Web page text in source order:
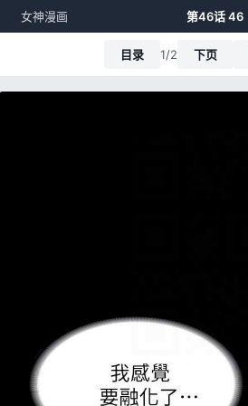
女神漫画 第46话 46
目录 1/2 下页